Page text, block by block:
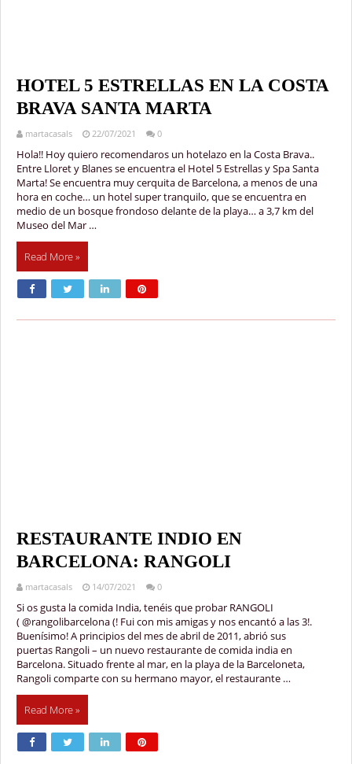
HOTEL 5 ESTRELLAS EN LA COSTA
BRAVA SANTA MARTA
martacasals 22/07/2021 0
Hola!! Hoy quiero recomendaros un hotelazo en la Costa Brava..
Entre Lloret y Blanes se encuentra el Hotel 5 Estrellas y Spa Santa
Marta! Se encuentra muy cerquita de Barcelona, a menos de una
hora en coche… un hotel super tranquilo, que se encuentra en
medio de un bosque frondoso delante de la playa… a 3,7 km del
Museo del Mar …
Read More »
RESTAURANTE INDIO EN
BARCELONA: RANGOLI
martacasals 14/07/2021 0
Si os gusta la comida India, tenéis que probar RANGOLI
( @rangolibarcelona (! Fui con mis amigas y nos encantó a las 3!.
Buenísimo! A principios del mes de abril de 2011, abrió sus
puertas Rangoli – un nuevo restaurante de comida india en
Barcelona. Situado frente al mar, en la playa de la Barceloneta,
Rangoli comparte con su hermano mayor, el restaurante …
Read More »